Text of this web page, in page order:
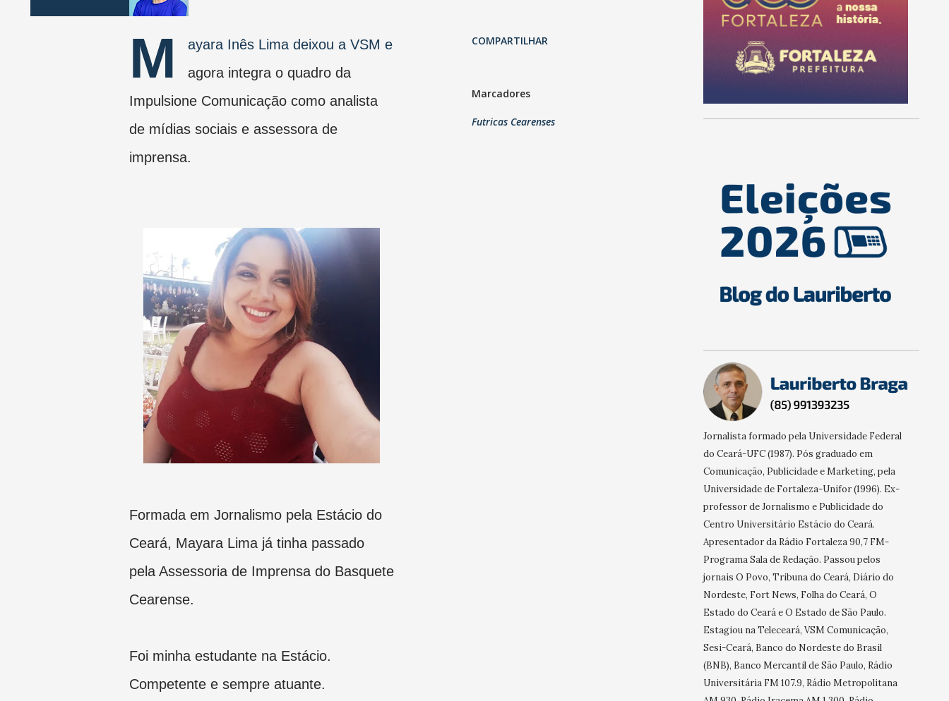
M
ayara Inês Lima deixou a VSM e
agora integra o quadro da
Impulsione Comunicação como analista
de mídias sociais e assessora de
imprensa.
Formada em Jornalismo pela Estácio do
Ceará, Mayara Lima já tinha passado
pela Assessoria de Imprensa do Basquete
Cearense.
Foi minha estudante na Estácio.
Competente e sempre atuante.
COMPARTILHAR
Marcadores
Futricas Cearenses
Jornalista formado pela Universidade Federal
do Ceará-UFC (1987). Pós graduado em
Comunicação, Publicidade e Marketing, pela
Universidade de Fortaleza-Unifor (1996). Ex-
professor de Jornalismo e Publicidade do
Centro Universitário Estácio do Ceará.
Apresentador da Rádio Fortaleza 90,7 FM-
Programa Sala de Redação. Passou pelos
jornais O Povo, Tribuna do Ceará, Diário do
Nordeste, Fort News, Folha do Ceará, O
Estado do Ceará e O Estado de São Paulo.
Estagiou na Teleceará, VSM Comunicação,
Sesi-Ceará, Banco do Nordeste do Brasil
(BNB), Banco Mercantil de São Paulo, Rádio
Universitária FM 107.9, Rádio Metropolitana